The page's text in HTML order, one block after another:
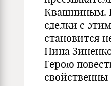
Квашниным.
сделки с
становится
Нина
Герою
свойственны